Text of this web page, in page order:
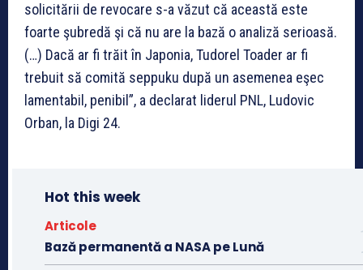
solicitării de revocare s-a văzut că această este
foarte şubredă şi că nu are la bază o analiză serioasă.
(…) Dacă ar fi trăit în Japonia, Tudorel Toader ar fi
trebuit să comită seppuku după un asemenea eşec
lamentabil, penibil”, a declarat liderul PNL, Ludovic
Orban, la Digi 24.
Hot this week
Articole
Bază permanentă a NASA pe Lună